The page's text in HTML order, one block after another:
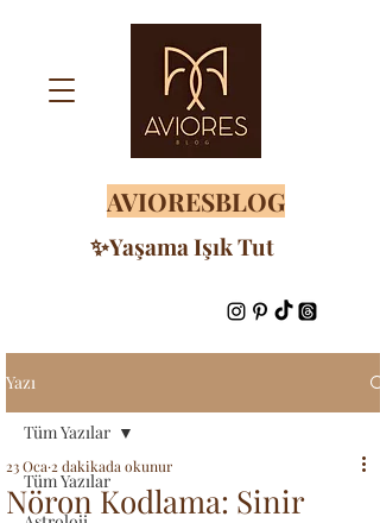
AVIORESBLOG
✨Yaşama Işık Tut
Yazı
Tüm Yazılar
Tüm Yazılar
Nöron Kodlama: Sinir
23 Oca 2 dakikada okunur